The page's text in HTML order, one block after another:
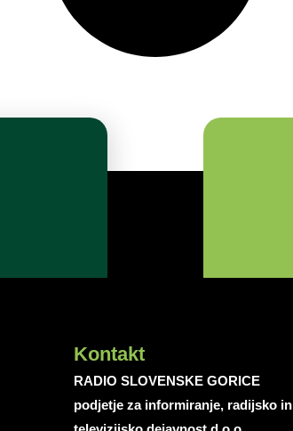
Kontakt
RADIO SLOVENSKE GORICE
podjetje za informiranje, radijsko in